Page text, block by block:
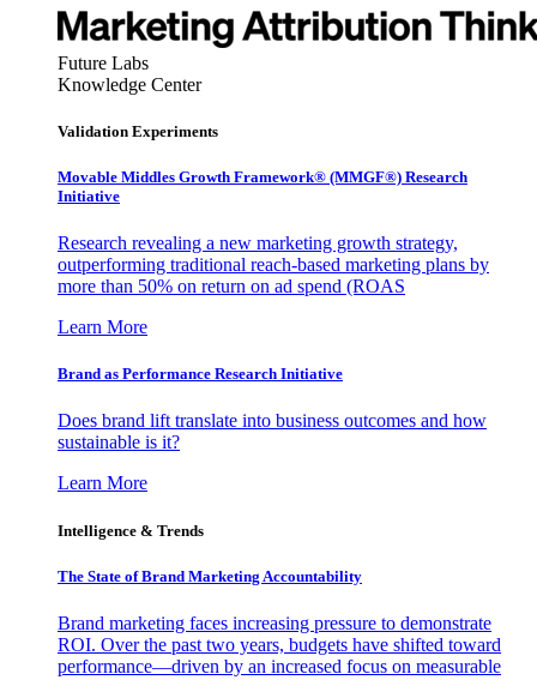
Future Labs
Knowledge Center
Validation Experiments
Movable Middles Growth Framework® (MMGF®) Research
Initiative
Research revealing a new marketing growth strategy,
outperforming traditional reach-based marketing plans by
more than 50% on return on ad spend (ROAS
Learn More
Brand as Performance Research Initiative
Does brand lift translate into business outcomes and how
sustainable is it?
Learn More
Intelligence & Trends
The State of Brand Marketing Accountability
Brand marketing faces increasing pressure to demonstrate
ROI. Over the past two years, budgets have shifted toward
performance—driven by an increased focus on measurable